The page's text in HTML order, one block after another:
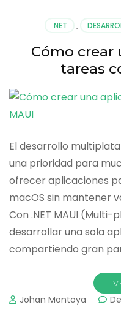
.NET ,
Cómo crear
tareas
El desarrollo
una prioridad para
ofrecer aplicaciones
macOS sin mantener
Con .NET MAUI
desarrollar una sola
compartiendo gran
Johan Montoya